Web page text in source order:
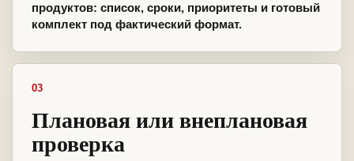
продуктов: список, сроки, приоритеты и готовый
комплект под фактический формат.
03
Плановая или внеплановая
проверка